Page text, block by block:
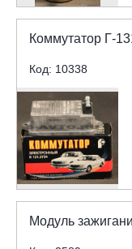
Коммутатор Г-
Код: 10338
Модуль